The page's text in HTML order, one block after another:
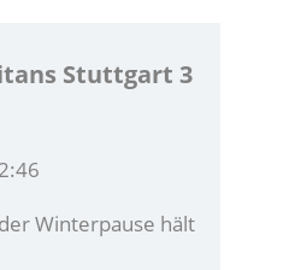
Stuttgart 3
Winterpause hält